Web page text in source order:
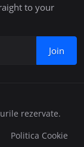
to your
Join
rezervate.
Politica Cookie